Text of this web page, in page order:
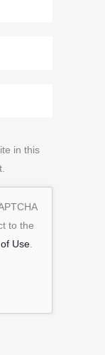
in this
to the
Use